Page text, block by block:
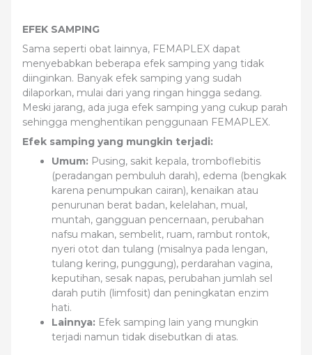
EFEK SAMPING
Sama seperti obat lainnya, FEMAPLEX dapat
menyebabkan beberapa efek samping yang tidak
diinginkan. Banyak efek samping yang sudah
dilaporkan, mulai dari yang ringan hingga sedang.
Meski jarang, ada juga efek samping yang cukup parah
sehingga menghentikan penggunaan FEMAPLEX.
Efek samping yang mungkin terjadi:
Umum: Pusing, sakit kepala, tromboflebitis
(peradangan pembuluh darah), edema (bengkak
karena penumpukan cairan), kenaikan atau
penurunan berat badan, kelelahan, mual,
muntah, gangguan pencernaan, perubahan
nafsu makan, sembelit, ruam, rambut rontok,
nyeri otot dan tulang (misalnya pada lengan,
tulang kering, punggung), perdarahan vagina,
keputihan, sesak napas, perubahan jumlah sel
darah putih (limfosit) dan peningkatan enzim
hati.
Lainnya: Efek samping lain yang mungkin
terjadi namun tidak disebutkan di atas.